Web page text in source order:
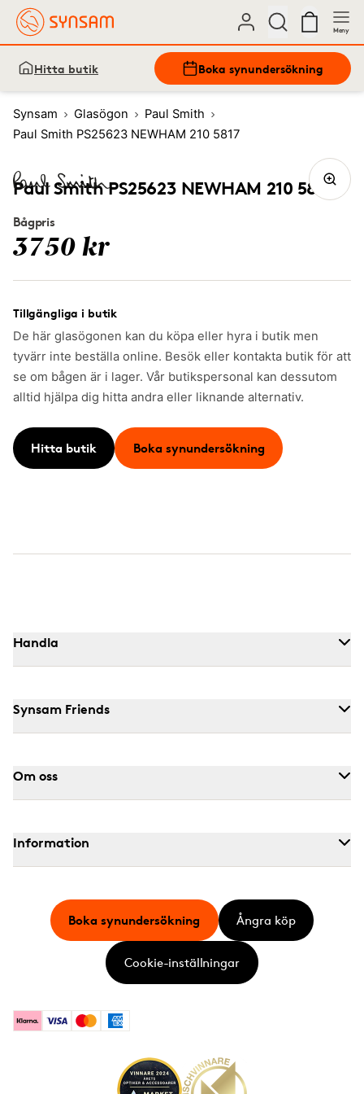
Meny
Hitta butik Boka synundersökning
Synsam Glasögon
Paul Smith
Paul Smith PS25623 NEWHAM 210 5817
Paul Smith PS25623 NEWHAM 210 5817
Bågpris
3750 kr
Tillgängliga i butik
De här glasögonen kan du köpa eller hyra i butik men
tyvärr inte beställa online. Besök eller kontakta butik för att
se om bågen är i lager. Vår butikspersonal kan dessutom
alltid hjälpa dig hitta andra eller liknande alternativ.
Hitta butik Boka synundersökning
Handla
Synsam Friends
Om oss
Information
KlarnaVisa MastercardAmerican Express
Boka synundersökning Ångra köp
Cookie-inställningar